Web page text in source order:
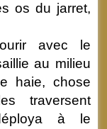
os du jarret,
avec le
au milieu
haie, chose
traversent
à le